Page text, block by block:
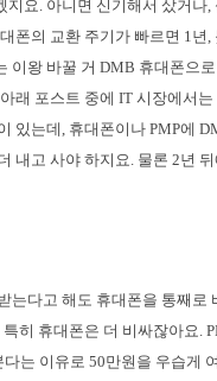
지요. 아니면 신기해서 샀거나,
폰의 교환 주기가 빠르면 1년
이왕 바꿀 거 DMB 휴대폰으
래 포스트 중에 IT 시장에서
있는데, 휴대폰이나 PMP에
내고 사야 하지요. 물론 2년
는다고 해도 휴대폰을 통째로
히 휴대폰은 더 비싸잖아요.
는 이유로 50만원을 우습게